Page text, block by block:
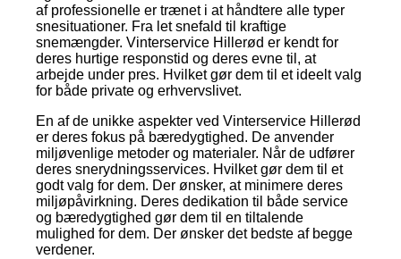
af professionelle er trænet i at håndtere alle typer
snesituationer. Fra let snefald til kraftige
snemængder. Vinterservice Hillerød er kendt for
deres hurtige responstid og deres evne til, at
arbejde under pres. Hvilket gør dem til et ideelt valg
for både private og erhvervslivet.
En af de unikke aspekter ved Vinterservice Hillerød
er deres fokus på bæredygtighed. De anvender
miljøvenlige metoder og materialer. Når de udfører
deres snerydningsservices. Hvilket gør dem til et
godt valg for dem. Der ønsker, at minimere deres
miljøpåvirkning. Deres dedikation til både service
og bæredygtighed gør dem til en tiltalende
mulighed for dem. Der ønsker det bedste af begge
verdener.